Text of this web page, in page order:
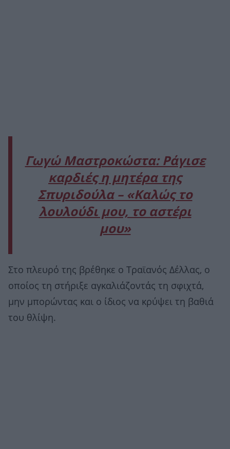
Γωγώ Μαστροκώστα: Ράγισε
καρδιές η μητέρα της
Σπυριδούλα – «Καλώς το
λουλούδι μου, το αστέρι
μου»
Στο πλευρό της βρέθηκε ο Τραϊανός Δέλλας, ο
οποίος τη στήριξε αγκαλιάζοντάς τη σφιχτά,
μην μπορώντας και ο ίδιος να κρύψει τη βαθιά
του θλίψη.